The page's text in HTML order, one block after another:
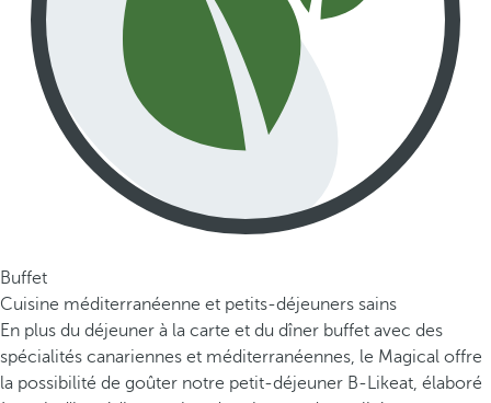
Buffet
Cuisine méditerranéenne et petits-déjeuners sains
En plus du déjeuner à la carte et du dîner buffet avec des
spécialités canariennes et méditerranéennes, le Magical offre
la possibilité de goûter notre petit-déjeuner B-Likeat, élaboré